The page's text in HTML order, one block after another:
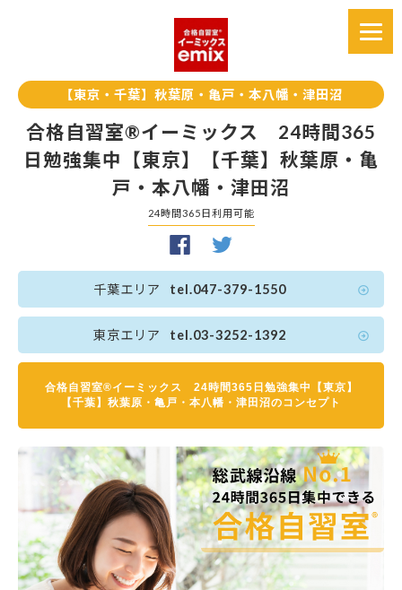
【東京・千葉】秋葉原・亀戸・本八幡・津田沼
合格自習室®イーミックス 24時間365
日勉強集中【東京】【千葉】秋葉原・亀
戸・本八幡・津田沼
24時間365日利用可能
千葉エリア tel.047-379-1550
東京エリア tel.03-3252-1392
合格自習室®イーミックス 24時間365日勉強集中【東京】
【千葉】秋葉原・亀戸・本八幡・津田沼のコンセプト